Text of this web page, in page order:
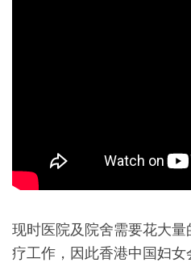
现时医院及院舍需要花大
疗工作，因此香港中国妇女